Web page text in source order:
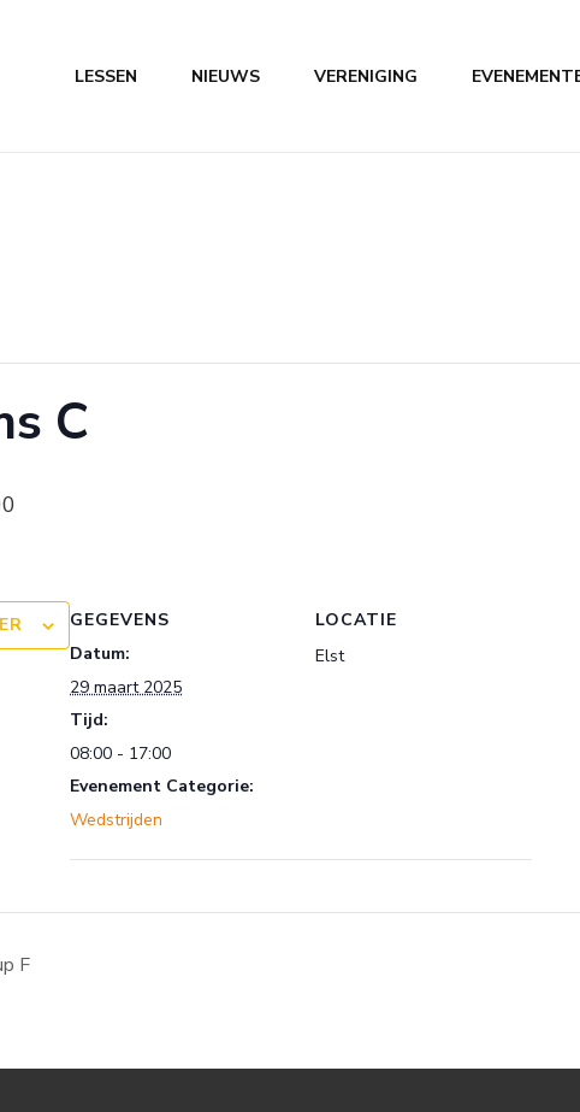
Fit Lisse
LESSEN NIEUWS VERENIGING
C
GEGEVENS
Datum:
29 maart 2025
Tijd:
08:00 - 17:00
Evenement Categorie:
Wedstrijden
LOCATIE
Elst
F